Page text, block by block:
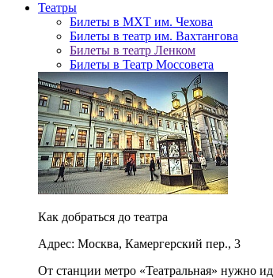
Театры
Билеты в МХТ им. Чехова
Билеты в театр им. Вахтангова
Билеты в театр Ленком
Билеты в Театр Моссовета
Как добраться до театра
Адрес: Москва, Камергерский пер., 3
От станции метро «Театральная» нужно